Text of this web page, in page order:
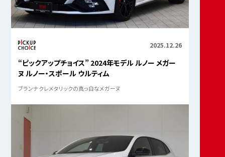
2025.12.26
“ピックアップチョイス” 2024年モデル ルノー メガー
ヌ ルノー・スポール ウルティム
ブランナクレメタリックの真っ白なメガーヌ